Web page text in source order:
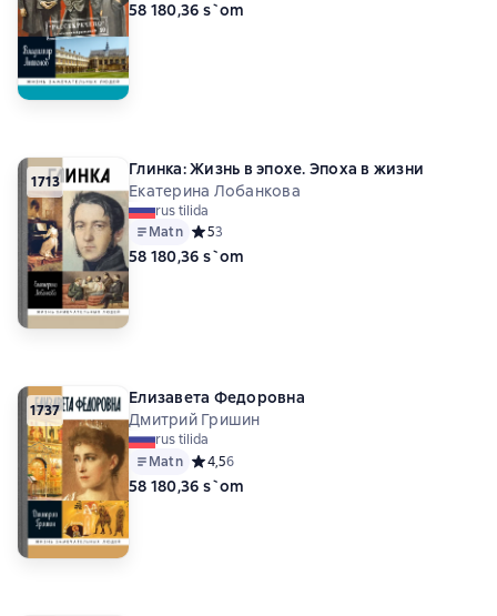
58 180,36 s`om
1713
Глинка: Жизнь в эпохе. Эпоха в жизни
Екатерина Лобанкова
rus tilida
Matn Средний рейтинг 5 на основе 3 оценок
53
58 180,36 s`om
1737
Елизавета Федоровна
Дмитрий Гришин
rus tilida
Matn Средний рейтинг 4,5 на основе 6 оценок
4,56
58 180,36 s`om